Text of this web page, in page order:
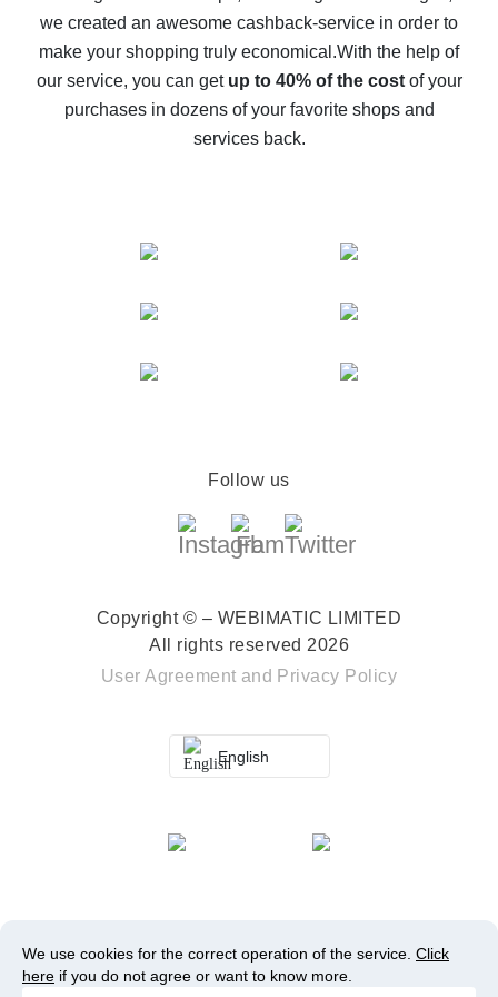
The best cash back on AliExpress - how to find it
The best cash back service for AliExpress - let's
compare offers
we created an awesome cashback-service in order to
make your shopping truly economical.With the help of
our service, you can get up to 40% of the costof your
purchases in dozens of your favorite shops and
services back.
Follow us
Copyright © – WEBIMATIC LIMITED
All rights reserved 2026
User Agreement and Privacy Policy
English
We use cookies for the correct operation of the service. Click
here if you do not agree or want to know more.